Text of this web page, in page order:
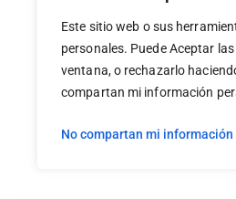
Este sitio web o sus
personales. Puede Aceptar
ventana, o rechazarlo
compartan mi información
No compartan mi información